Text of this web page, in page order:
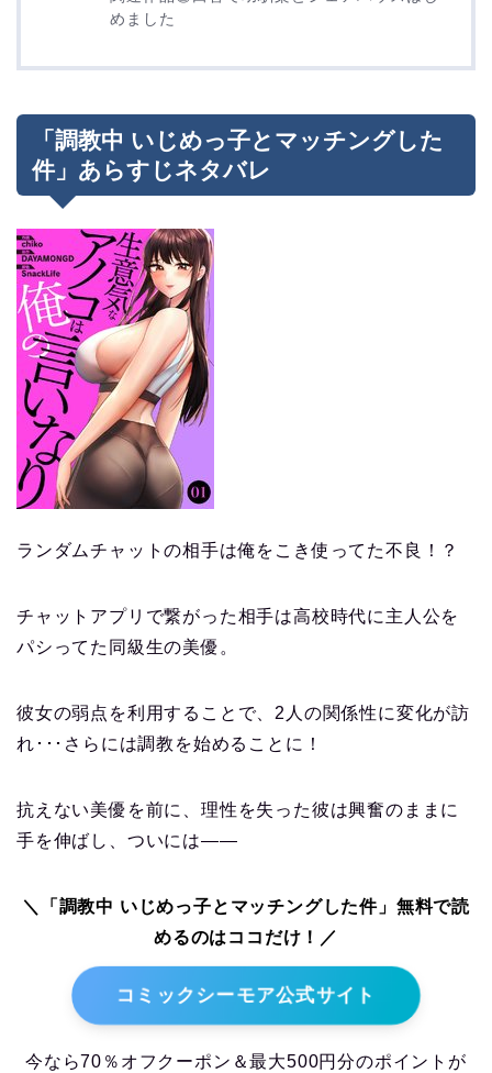
めました
「調教中 いじめっ子とマッチングした
件」あらすじネタバレ
ランダムチャットの相手は俺をこき使ってた不良！？
チャットアプリで繋がった相手は高校時代に主人公を
パシってた同級生の美優。
彼女の弱点を利用することで、2人の関係性に変化が訪
れ･･･さらには調教を始めることに！
抗えない美優を前に、理性を失った彼は興奮のままに
手を伸ばし、ついには――
＼「調教中 いじめっ子とマッチングした件」無料で読
めるのはココだけ！／
コミックシーモア公式サイト
今なら70％オフクーポン＆最大500円分のポイントが